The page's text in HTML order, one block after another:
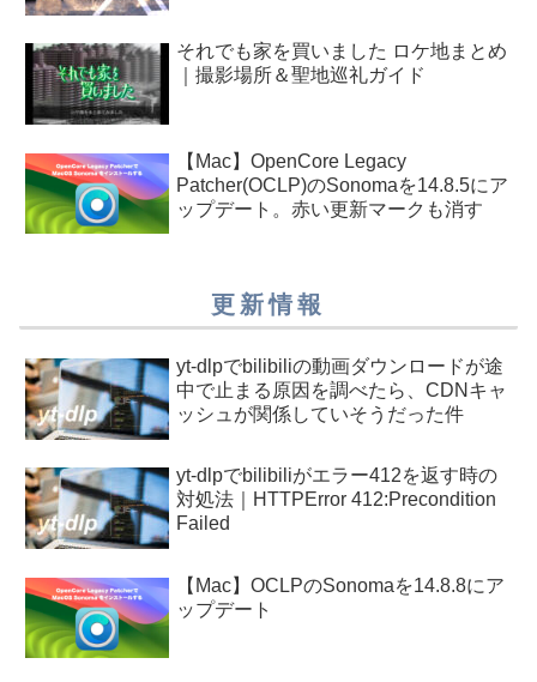
それでも家を買いました ロケ地まとめ
｜撮影場所＆聖地巡礼ガイド
【Mac】OpenCore Legacy
Patcher(OCLP)のSonomaを14.8.5にア
ップデート。赤い更新マークも消す
更新情報
yt-dlpでbilibiliの動画ダウンロードが途
中で止まる原因を調べたら、CDNキャ
ッシュが関係していそうだった件
yt-dlpでbilibiliがエラー412を返す時の
対処法｜HTTPError 412:Precondition
Failed
【Mac】OCLPのSonomaを14.8.8にア
ップデート